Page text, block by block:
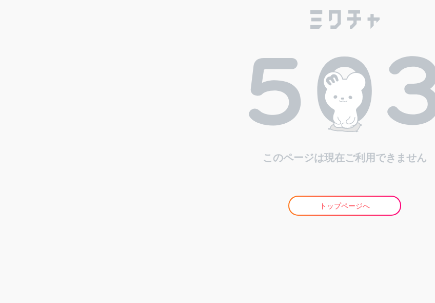
このページは現在ご利用できません